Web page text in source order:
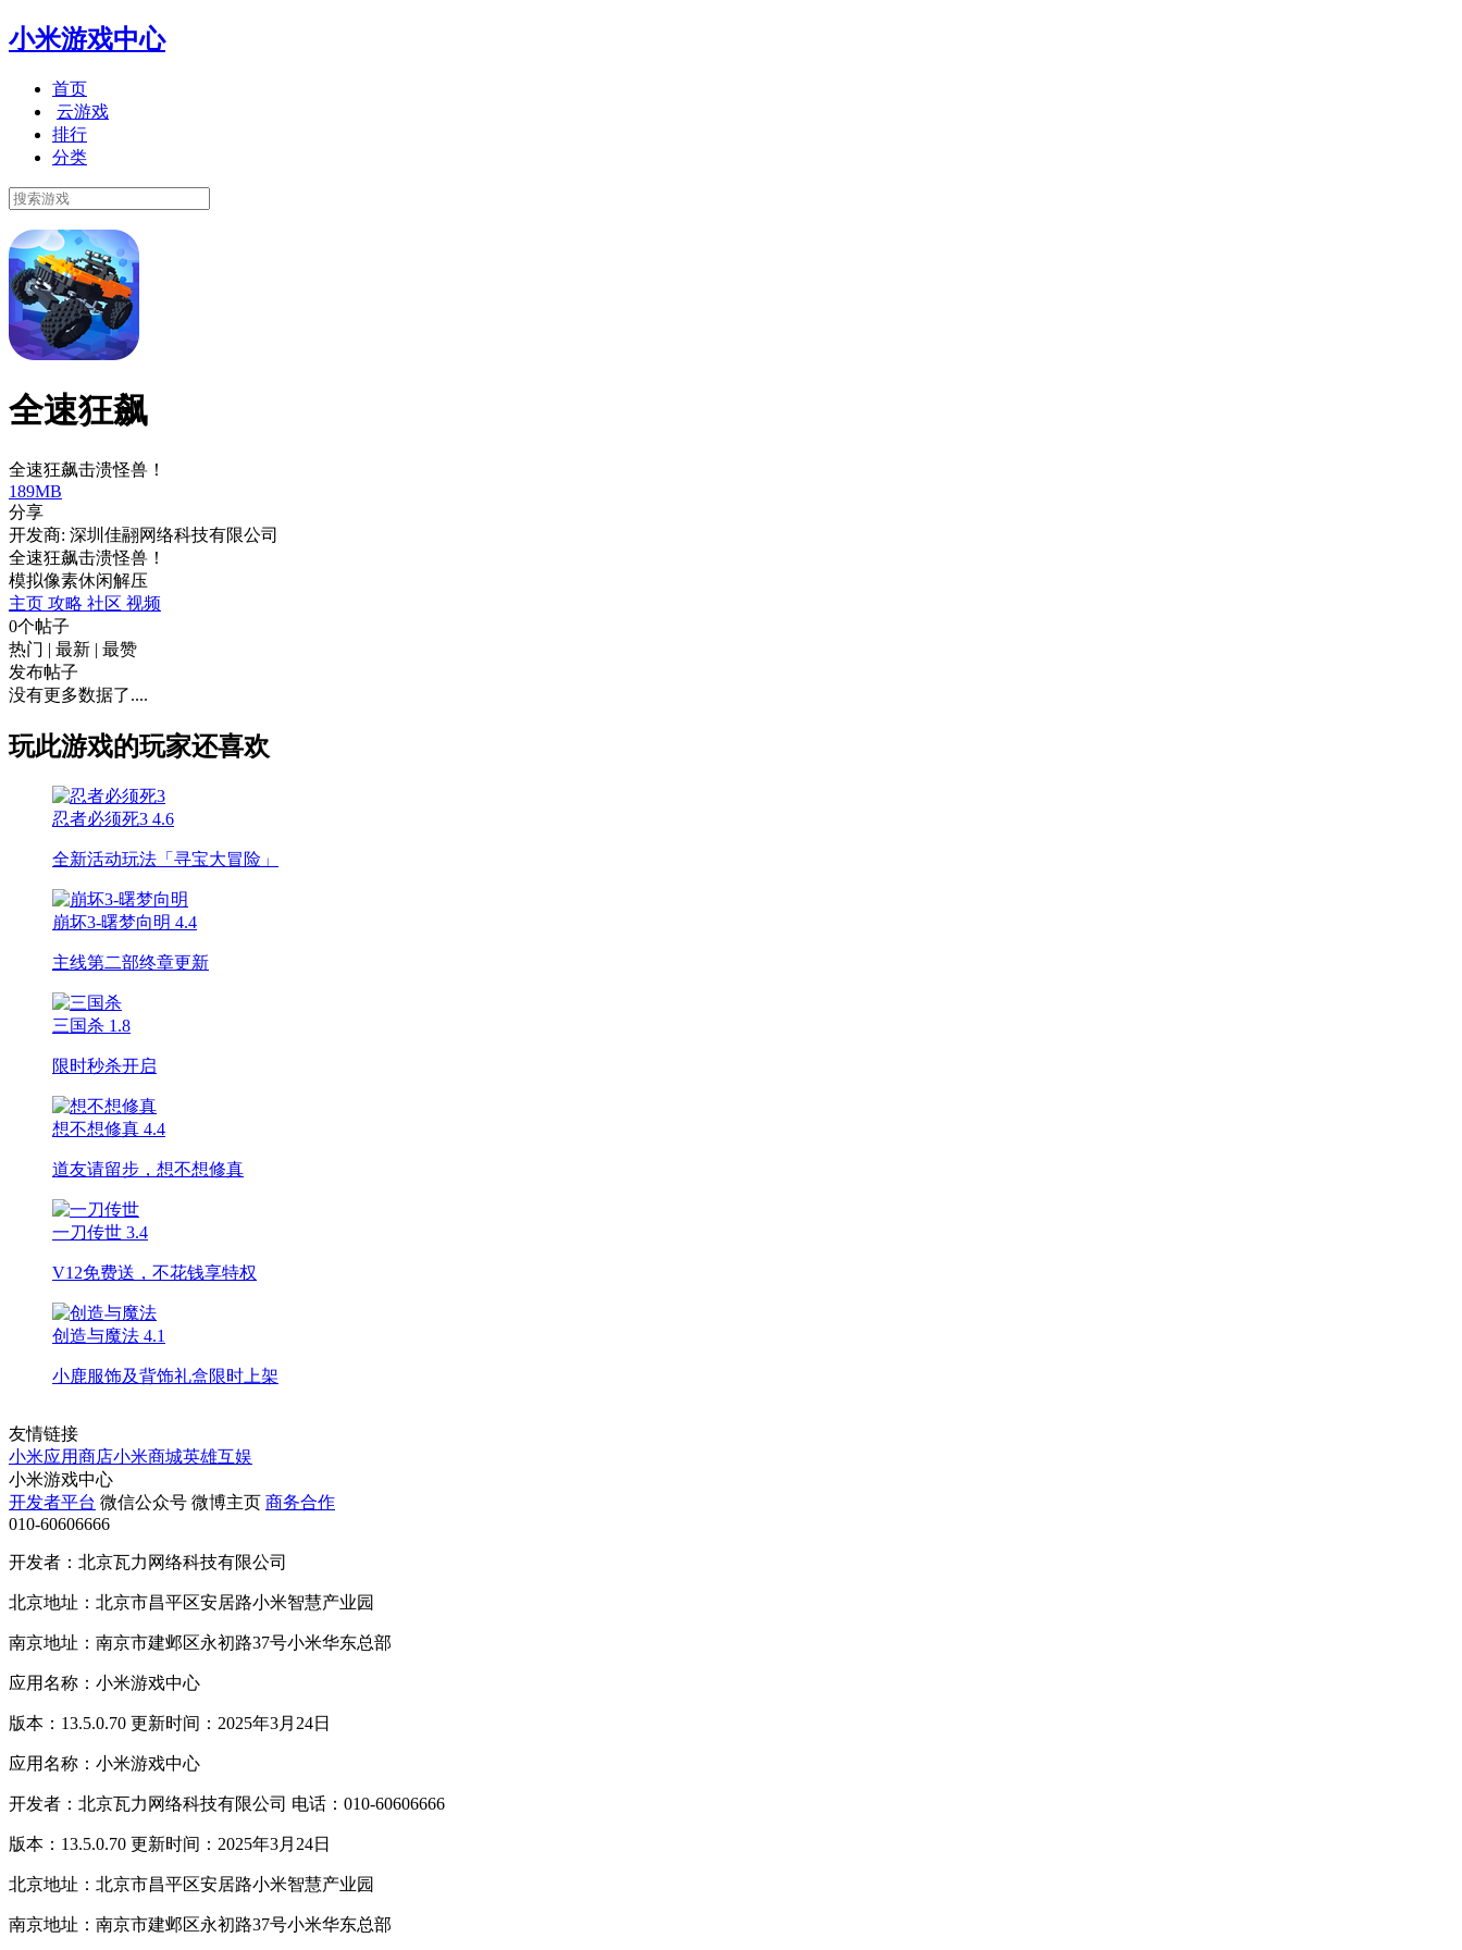
小米游戏中心
首页
云游戏
排行
分类
全速狂飙
全速狂飙击溃怪兽！
189MB
分享
开发商: 深圳佳翮网络科技有限公司
全速狂飙击溃怪兽！
模拟像素休闲解压
主页 攻略 社区 视频
0个帖子
热门 | 最新 | 最赞
发布帖子
没有更多数据了....
玩此游戏的玩家还喜欢
忍者必须死3 4.6
全新活动玩法「寻宝大冒险」
崩坏3-曙梦向明 4.4
主线第二部终章更新
三国杀 1.8
限时秒杀开启
想不想修真 4.4
道友请留步，想不想修真
一刀传世 3.4
V12免费送，不花钱享特权
创造与魔法 4.1
小鹿服饰及背饰礼盒限时上架
友情链接
小米应用商店小米商城英雄互娱
小米游戏中心
开发者平台 微信公众号 微博主页 商务合作
010-60606666
开发者：北京瓦力网络科技有限公司
北京地址：北京市昌平区安居路小米智慧产业园
南京地址：南京市建邺区永初路37号小米华东总部
应用名称：小米游戏中心
版本：13.5.0.70 更新时间：2025年3月24日
应用名称：小米游戏中心
开发者：北京瓦力网络科技有限公司 电话：010-60606666
版本：13.5.0.70 更新时间：2025年3月24日
北京地址：北京市昌平区安居路小米智慧产业园
南京地址：南京市建邺区永初路37号小米华东总部